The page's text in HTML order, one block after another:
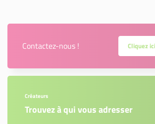
Contactez-nous ! Cliquez ici
Créateurs
Trouvez à qui vous adresser